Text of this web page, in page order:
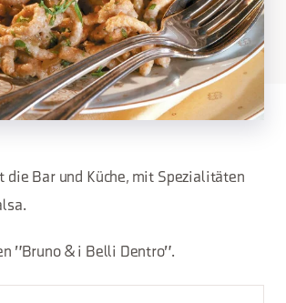
die Bar und Küche, mit Spezialitäten
"Bruno & i Belli Dentro".